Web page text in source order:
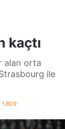
kaçtı
alan orta
ile
1.809